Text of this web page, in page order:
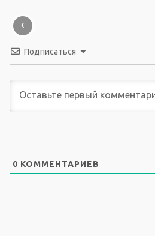
‹
Подписаться
0 КОММЕНТАРИЕВ